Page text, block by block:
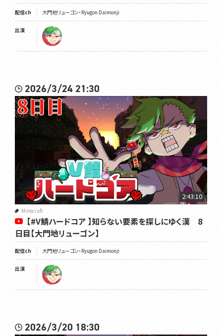
配信ch 大門地リューゴン・Ryugon Daimonji
出演
2026/3/24 21:30
2:43:10
Minecraft
【#V鯖ハードコア 】知らない要素を探しにゆく漢 8
日目【大門地リューゴン】
配信ch 大門地リューゴン・Ryugon Daimonji
出演
2026/3/20 18:30